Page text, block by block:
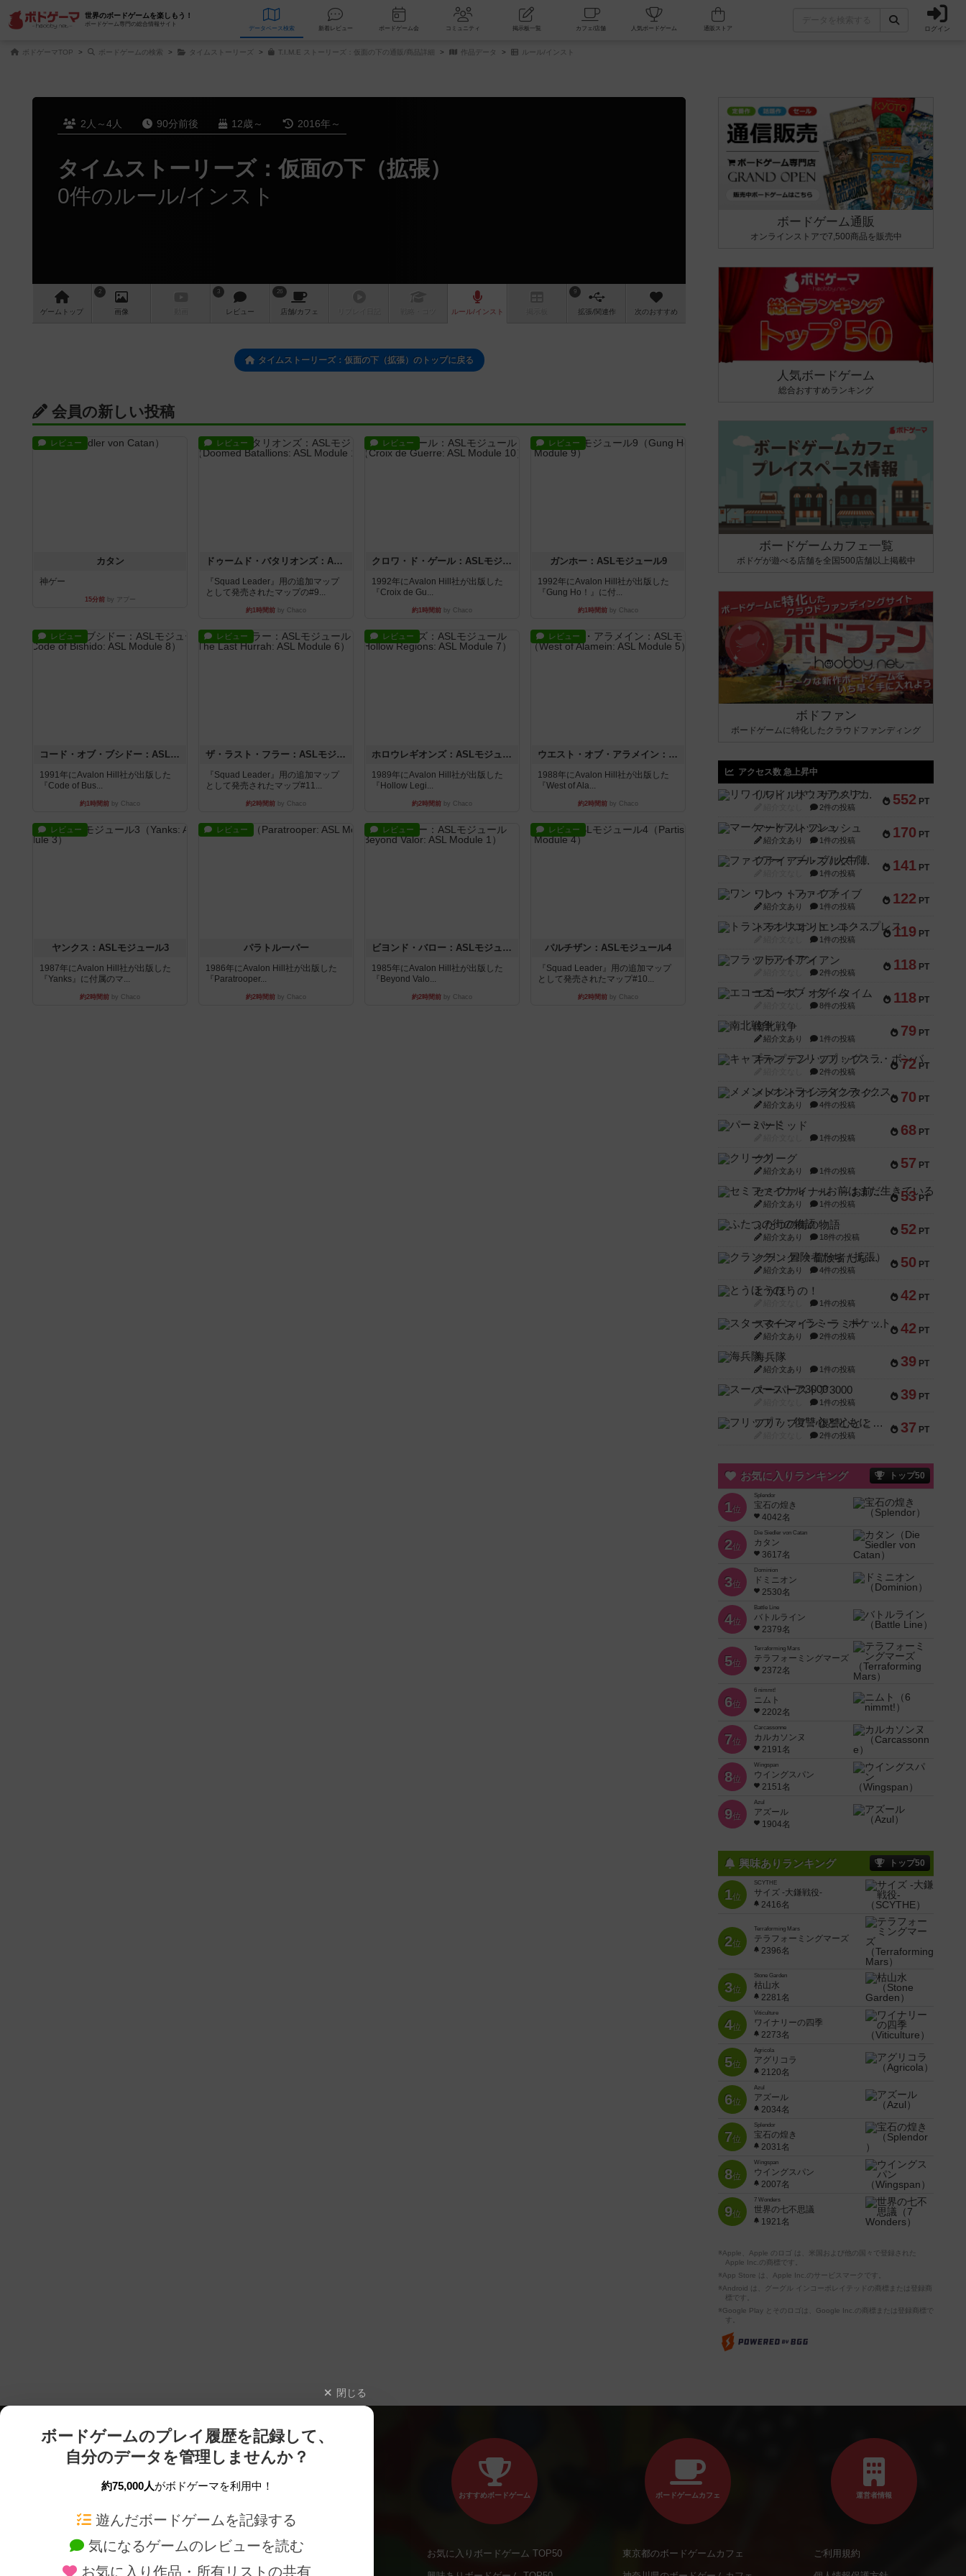
世界のボードゲームを楽しもう！
ボードゲーム専門の総合情報サイト
データベース 検索 新着レビュー ボードゲーム会 コミュニティ 掲示板一覧 カフェ/店舗 人気ボードゲーム ログイン
ボドゲーマTOP ボードゲームの検索 タイムストーリーズ T.I.M.E ストーリーズ：仮面の下の通販/商品詳細 作品データ ルール/インスト
2人～4人 90分前後 12歳～ 2016年～
タイムストーリーズ：仮面の下（拡張）
0件のルール/インスト
ゲーム トップ
2
画像
3
レビュー
26
店舗/カフェ ルール/インスト
9
拡張/関連作 次のおすすめ
タイムストーリーズ：仮面の下（拡張）のトップに戻る
会員の新しい投稿
レビュー
カタン
神ゲー
15分前by アプー
レビュー
ドゥームド・バタリオンズ：ASLモジュール11
『Squad Leader』用の追加マップ
として発売されたマップの#9...
約1時間前 by Chaco
レビュー
クロワ・ド・ゲール：ASLモジュール10
1992年にAvalon Hill社が出版した
『Croix de Gu...
約1時間前 by Chaco
レビュー
ガンホー：ASLモジュール9
1992年にAvalon Hill社が出版した
『Gung Ho！』に付...
約1時間前 by Chaco
レビュー
コード・オブ・ブシドー：ASLモジュール8
1991年にAvalon Hill社が出版した
『Code of Bus...
約1時間前 by Chaco
レビュー
ザ・ラスト・フラー：ASLモジュール6
『Squad Leader』用の追加マップ
として発売されたマップ#11...
約2時間前 by Chaco
レビュー
ホロウレギオンズ：ASLモジュール7
1989年にAvalon Hill社が出版した
『Hollow Legi...
約2時間前 by Chaco
レビュー
ウエスト・オブ・アラメイン：ASLモジュール5
1988年にAvalon Hill社が出版した
『West of Ala...
約2時間前 by Chaco
レビュー
ヤンクス：ASLモジュール3
1987年にAvalon Hill社が出版した
『Yanks』に付属のマ...
約2時間前 by Chaco
レビュー
パラトルーパー
1986年にAvalon Hill社が出版した
『Paratrooper...
約2時間前 by Chaco
レビュー
ビヨンド・バロー：ASLモジュール1
1985年にAvalon Hill社が出版した
『Beyond Valo...
約2時間前 by Chaco
レビュー
パルチザン：ASLモジュール4
『Squad Leader』用の追加マップ
として発売されたマップ#10...
約2時間前 by Chaco
ボードゲーム通販
オンラインストアで7,500商品を販売中
人気ボードゲーム
総合おすすめランキング
ボードゲームカフェ一覧
ボドゲが遊べる店舗を全国500店舗以上掲載中
ボドファン
ボードゲームに特化したクラウドファンディング
アクセス数 急上昇中
552 PT
リワイルド：サウスアメリカ
2件の投稿
170 PT
マーケットフレッシュ
紹介文あり 1件の投稿
141 PT
ファイアー・ブルズ / 火牛陣
1件の投稿
122 PT
ワン・トゥ・ファイブ
紹介文あり 1件の投稿
119 PT
トランスオリエント・エクスプレス
1件の投稿
118 PT
フラットアイアン
2件の投稿
118 PT
エコーズ・オブ・タイム
8件の投稿
79 PT
南北戦争
紹介文あり 1件の投稿
72 PT
キャプテン・フリップ：イスラ・ボンバ
2件の投稿
70 PT
メメントオンラインタクティクス
紹介文あり 4件の投稿
68 PT
パーミッド
1件の投稿
57 PT
クリーグ
紹介文あり 1件の投稿
53 PT
セミファイナル ～お前はまだ生きている～
紹介文あり 1件の投稿
52 PT
ふたつの街の物語
紹介文あり 18件の投稿
50 PT
クランク! ：冒険者たち（拡張）
紹介文あり 4件の投稿
42 PT
とうほうの！
1件の投稿
42 PT
スターマイン・ラミー ポケット
紹介文あり 2件の投稿
39 PT
海兵隊
紹介文あり 1件の投稿
39 PT
スーパーストア3000
1件の投稿
37 PT
フリップ７：復讐心とともに
2件の投稿
お気に入りランキング トップ50
1位
Splendor
宝石の煌き
4042名
2位
Die Siedler von Catan
カタン
3617名
3位
Dominion
ドミニオン
2530名
4位
Battle Line
バトルライン
2379名
5位
Terraforming Mars
テラフォーミングマーズ
2372名
6位
6 nimmt!
ニムト
2202名
7位
Carcassonne
カルカソンヌ
2191名
8位
Wingspan
ウイングスパン
2151名
9位
Azul
アズール
1904名
興味ありランキング トップ50
1位
SCYTHE
サイズ -大鎌戦役-
2416名
2位
Terraforming Mars
テラフォーミングマーズ
2396名
3位
Stone Garden
枯山水
2281名
4位
Viticulture
ワイナリーの四季
2273名
5位
Agricola
アグリコラ
2120名
6位
Azul
アズール
2034名
7位
Splendor
宝石の煌き
2031名
8位
Wingspan
ウイングスパン
2007名
9位
7 Wonders
世界の七不思議
1921名
※Apple、Apple のロゴ は、米国および他の国々で登録された
Apple Inc.の商標です。
※App Store は、Apple Inc.のサービスマークです。
※Android は、グーグル インコーポレイテッドの商標または登録商
標です。
※Google Play とそのロゴは、Google Inc.の商標または登録商標で
す。
閉じる
ボードゲームのプレイ履歴を記録して、
自分のデータを管理しませんか？
約75,000人がボドゲーマを利用中！
遊んだボードゲームを記録する
気になるゲームのレビューを読む
お気に入り作品・所有リストの共有
ボードゲームを検索する 新作・再入荷情報
おすすめボードゲーム
お気に入りボードゲーム TOP50
ボードゲームカフェ
東京都のボードゲームカフェ
運営者情報
ご利用規約